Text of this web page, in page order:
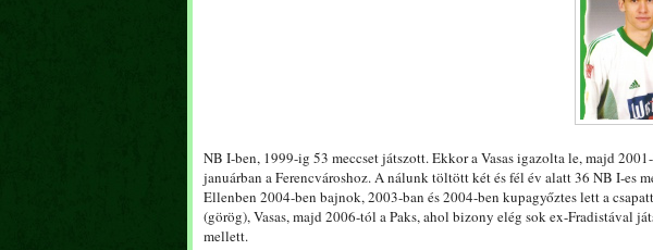
NB I-ben, 1999-ig 53 meccset játszott. Ekkor a Vasas igazolta le, majd
januárban a Ferencvároshoz. A nálunk töltött két és fél év alatt 36 NB I-es
Ellenben 2004-ben bajnok, 2003-ban és 2004-ben kupagyőztes lett a
(görög), Vasas, majd 2006-tól a Paks, ahol bizony elég sok ex-Fradistával
mellett.